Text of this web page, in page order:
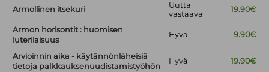
Armollinen itsekuri
Uutta
vastaava
19.90€
Armon horisontit : huomisen
luterilaisuus
Hyvä 9.90€
Arvioinnin aika - käytännönläheisiä
tietoja palkkauksenuudistamistyöhön
Hyvä 19.90€